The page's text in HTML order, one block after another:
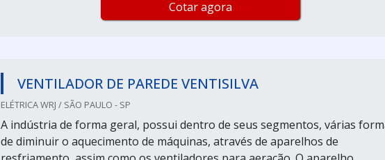
Cotar agora
VENTILADOR DE PAREDE VENTISILVA
ELÉTRICA WRJ / SÃO PAULO - SP
A indústria de forma geral, possui dentro de seus segmentos, várias
de diminuir o aquecimento de máquinas, através de aparelhos de